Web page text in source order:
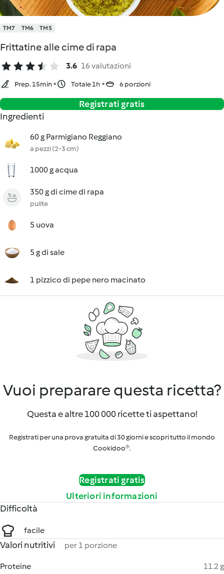
TM7 TM6 TM5
Frittatine alle cime di rapa
3.6 16 valutazioni
Prep. 15min Totale 1h 6 porzioni
Registrati gratis
Ingredienti
60 g Parmigiano Reggiano
a pezzi (2-3 cm)
1000 g acqua
350 g di cime di rapa
pulite
5 uova
5 g di sale
1 pizzico di pepe nero macinato
Vuoi preparare questa ricetta?
Questa e altre 100 000 ricette ti aspettano!
Registrati per una prova gratuita di 30 giorni e scopri tutto il mondo
Cookidoo®.
Registrati gratis
Ulteriori informazioni
Difficoltà
facile
Valori nutritivi per 1 porzione
Proteine
11.2 g